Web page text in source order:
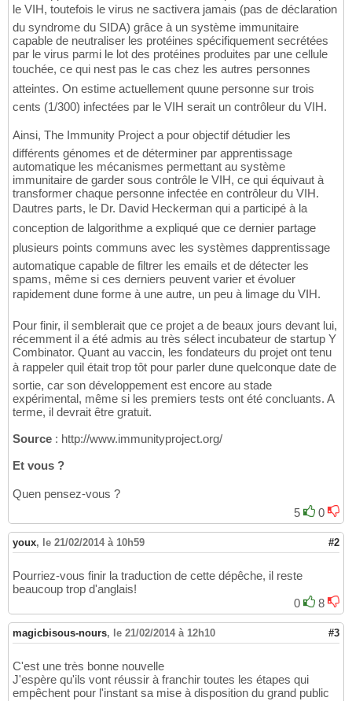
le VIH, toutefois le virus ne sactivera jamais (pas de déclaration
du syndrome du SIDA) grâce à un système immunitaire
capable de neutraliser les protéines spécifiquement secrétées
par le virus parmi le lot des protéines produites par une cellule
touchée, ce qui nest pas le cas chez les autres personnes
atteintes. On estime actuellement quune personne sur trois
cents (1/300) infectées par le VIH serait un contrôleur du VIH.
Ainsi, The Immunity Project a pour objectif détudier les
différents génomes et de déterminer par apprentissage
automatique les mécanismes permettant au système
immunitaire de garder sous contrôle le VIH, ce qui équivaut à
transformer chaque personne infectée en contrôleur du VIH.
Dautres parts, le Dr. David Heckerman qui a participé à la
conception de lalgorithme a expliqué que ce dernier partage
plusieurs points communs avec les systèmes dapprentissage
automatique capable de filtrer les emails et de détecter les
spams, même si ces derniers peuvent varier et évoluer
rapidement dune forme à une autre, un peu à limage du VIH.
Pour finir, il semblerait que ce projet a de beaux jours devant lui,
récemment il a été admis au très sélect incubateur de startup Y
Combinator. Quant au vaccin, les fondateurs du projet ont tenu
à rappeler quil était trop tôt pour parler dune quelconque date de
sortie, car son développement est encore au stade
expérimental, même si les premiers tests ont été concluants. A
terme, il devrait être gratuit.
Source : http://www.immunityproject.org/
Et vous ?
Quen pensez-vous ?
5
0
youx, le 21/02/2014 à 10h59 #2
Pourriez-vous finir la traduction de cette dépêche, il reste
beaucoup trop d'anglais!
0
8
magicbisous-nours, le 21/02/2014 à 12h10 #3
C'est une très bonne nouvelle
J'espère qu'ils vont réussir à franchir toutes les étapes qui
empêchent pour l'instant sa mise à disposition du grand public